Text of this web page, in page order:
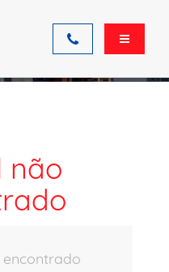
não
encontrado